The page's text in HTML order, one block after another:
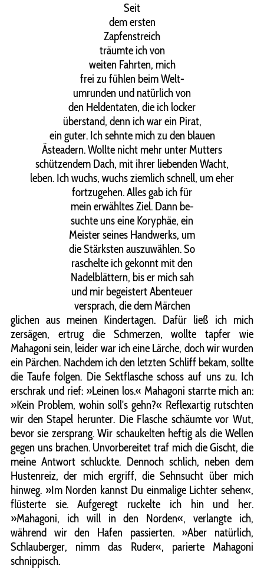
Seit
dem ersten
Zapfenstreich
träumte ich von
weiten Fahrten, mich
frei zu fühlen beim Welt-
umrunden und natürlich von
den Heldentaten, die ich locker
überstand, denn ich war ein Pirat,
ein guter. Ich sehnte mich zu den blauen
Ästeadern. Wollte nicht mehr unter Mutters
schützendem Dach, mit ihrer liebenden Wacht,
leben. Ich wuchs, wuchs ziemlich schnell, um eher
fortzugehen. Alles gab ich für
mein erwähltes Ziel. Dann be-
suchte uns eine Koryphäe, ein
Meister seines Handwerks, um
die Stärksten auszuwählen. So
raschelte ich gekonnt mit den
Nadelblättern, bis er mich sah
und mir begeistert Abenteuer
versprach, die dem Märchen
glichen aus meinen Kindertagen. Dafür ließ ich mich
zersägen, ertrug die Schmerzen, wollte tapfer wie
Mahagoni sein, leider war ich eine Lärche, doch wir wurden
ein Pärchen. Nachdem ich den letzten Schliff bekam, sollte
die Taufe folgen. Die Sektflasche schoss auf uns zu. Ich
erschrak und rief: »Leinen los.« Mahagoni starrte mich an:
»Kein Problem, wohin soll's gehn?« Reflexartig rutschten
wir den Stapel herunter. Die Flasche schäumte vor Wut,
bevor sie zersprang. Wir schaukelten heftig als die Wellen
gegen uns brachen. Unvorbereitet traf mich die Gischt, die
meine Antwort schluckte. Dennoch schlich, neben dem
Hustenreiz, der mich ergriff, die Sehnsucht über mich
hinweg. »Im Norden kannst Du einmalige Lichter sehen«,
flüsterte sie. Aufgeregt ruckelte ich hin und her.
»Mahagoni, ich will in den Norden«, verlangte ich,
während wir den Hafen passierten. »Aber natürlich,
Schlauberger, nimm das Ruder«, parierte Mahagoni
schnippisch.